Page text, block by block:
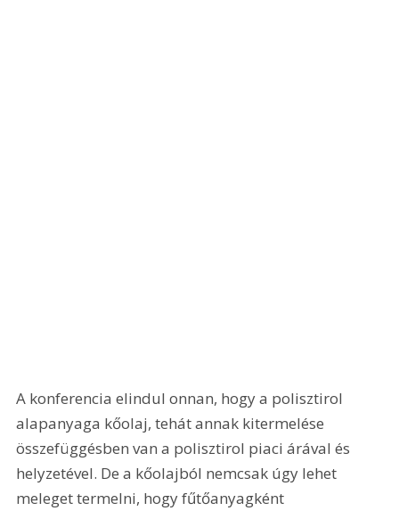
A konferencia elindul onnan, hogy a polisztirol
alapanyaga kőolaj, tehát annak kitermelése
összefüggésben van a polisztirol piaci árával és
helyzetével. De a kőolajból nemcsak úgy lehet
meleget termelni, hogy fűtőanyagként